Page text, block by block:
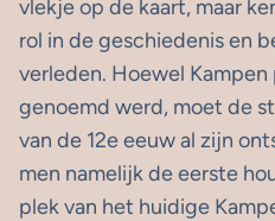
vlekje op de kaart, maar
rol in de geschiedenis en
verleden. Hoewel Kampen
genoemd werd, moet de
van de 12e eeuw al zijn
men namelijk de eerste
plek van het huidige